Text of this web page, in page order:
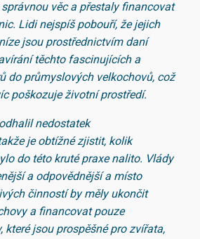
věc a přestaly financovat
Lidi nejspíš pobouří, že jejich
jsou prostřednictvím daní
těchto fascinujících a
do průmyslových velkochovů, což
poškozuje životní prostředí.
nedostatek
je obtížné zjistit, kolik
do této kruté praxe nalito. Vlády
a odpovědnější a místo
činností by měly ukončit
a financovat pouze
které jsou prospěšné pro zvířata,